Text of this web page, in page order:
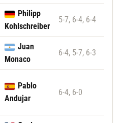
Philipp
Kohlschreiber
5-7, 6-4, 6-4
Juan
Monaco
6-4, 5-7, 6-3
Pablo
Andujar
6-4, 6-0